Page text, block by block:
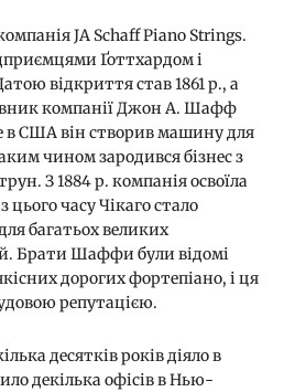
JA Schaff Piano Strings.
Ґоттхардом і
відкриття став 1861 р., а
компанії Джон А. Шафф
в США він створив машину для
чином зародився бізнес з
З 1884 р. компанія освоїла
цього часу Чікаго стало
багатьох великих
Брати Шаффи були відомі
дорогих фортепіано, і ця
репутацією.
десятків років діяло в
декілька офісів в Нью-